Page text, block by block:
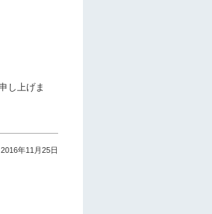
上げま
年11月25日